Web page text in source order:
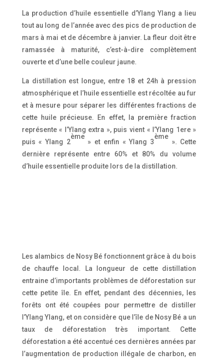
La production d’huile essentielle d’Ylang Ylang a lieu
tout au long de l’année avec des pics de production de
mars à mai et de décembre à janvier. La fleur doit être
ramassée à maturité, c’est-à-dire complètement
ouverte et d’une belle couleur jaune.
La distillation est longue, entre 18 et 24h à pression
atmosphérique et l’huile essentielle est récoltée au fur
et à mesure pour séparer les différentes fractions de
cette huile précieuse. En effet, la première fraction
représente « l’Ylang extra », puis vient « l’Ylang 1ere »
puis « Ylang 2
ème
» et enfin « Ylang 3
ème
». Cette
dernière représente entre 60% et 80% du volume
d’huile essentielle produite lors de la distillation.
Les alambics de Nosy Bé fonctionnent grâce à du bois
de chauffe local. La longueur de cette distillation
entraine d’importants problèmes de déforestation sur
cette petite île. En effet, pendant des décennies, les
forêts ont été coupées pour permettre de distiller
l’Ylang Ylang, et on considère que l’île de Nosy Bé a un
taux de déforestation très important. Cette
déforestation a été accentué ces dernières années par
l’augmentation de production illégale de charbon, en